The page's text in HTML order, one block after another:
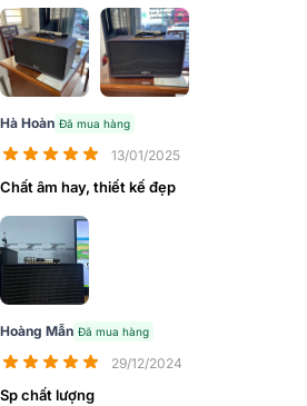
Hà Hoàn Đã mua hàng
13/01/2025
Chất âm hay, thiết kế đẹp
Hoàng Mẫn Đã mua hàng
29/12/2024
Sp chất lượng